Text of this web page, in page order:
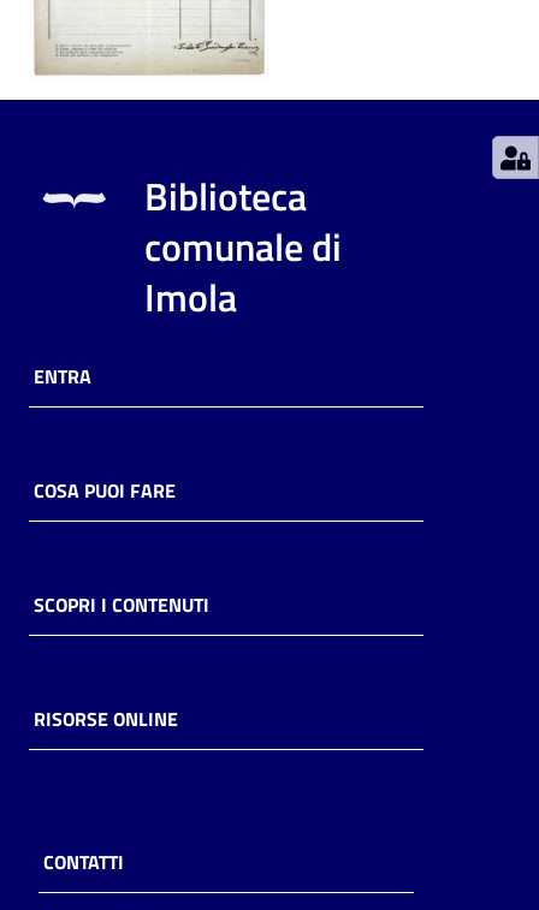
Catalogo
on line
Chiedi al
Biblioteca
comunale di
Imola
ENTRA
COSA PUOI FARE
SCOPRI I CONTENUTI
RISORSE ONLINE
CONTATTI